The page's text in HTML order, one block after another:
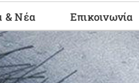
& Νέα Επικοινωνία